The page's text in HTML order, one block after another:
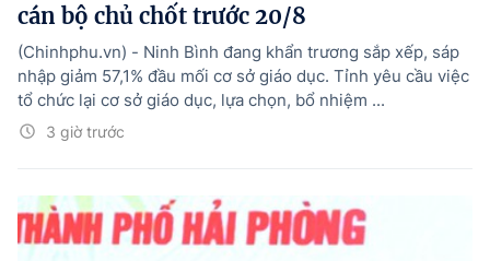
cán bộ chủ chốt trước 20/8
3 giờ trước
(Chinhphu.vn) - Ninh Bình đang khẩn trương sắp xếp, sáp
nhập giảm 57,1% đầu mối cơ sở giáo dục. Tỉnh yêu cầu việc
tổ chức lại cơ sở giáo dục, lựa chọn, bổ nhiệm ...